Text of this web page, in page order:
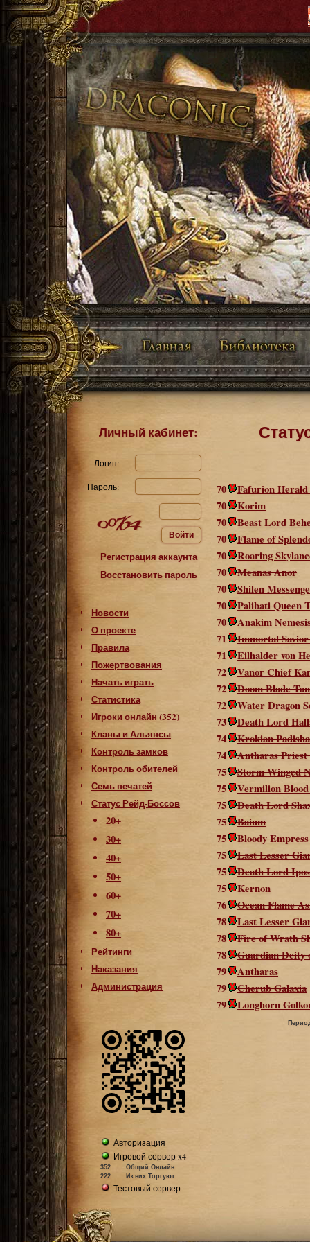
Личный кабинет:
Логин:
Пароль:
Войти
Регистрация аккаунта
Восстановить пароль
Новости
О проекте
Правила
Пожертвования
Начать играть
Статистика
Игроки онлайн (352)
Кланы и Альянсы
Контроль замков
Контроль обителей
Семь печатей
Статус Рейд-Боссов
20+
30+
40+
50+
60+
70+
80+
Рейтинги
Наказания
Администрация
Авторизация
Игровой сервер x4
352
Общий Онлайн
222
Из них Торгуют
Тестовый сервер
70
Fafurion Herald
70
Korim
70
Beast Lord
70
Flame of
70
Roaring
70
Meanas Anor
70
Shilen
70
Palibati Queen
70
Anakim
71
Immortal
71
Eilhalder von
72
Vanor Chief
72
Doom Blade
72
Water Dragon
73
Death Lord
74
Krokian
74
Antharas Priest
75
Storm Winged
75
Vermilion
75
Death Lord
75
Baium
75
Bloody
75
Last Lesser
75
Death Lord Ipos
75
Kernon
76
Ocean Flame
78
Last Lesser
78
Fire of Wrath
78
Guardian Deity
79
Antharas
79
Cherub Galaxia
79
Longhorn